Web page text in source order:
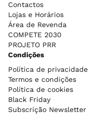
Contactos
Lojas e Horários
Área de Revenda
COMPETE 2030
PROJETO PRR
Condições
Política de privacidade
Termos e condições
Política de cookies
Black Friday
Subscrição Newsletter